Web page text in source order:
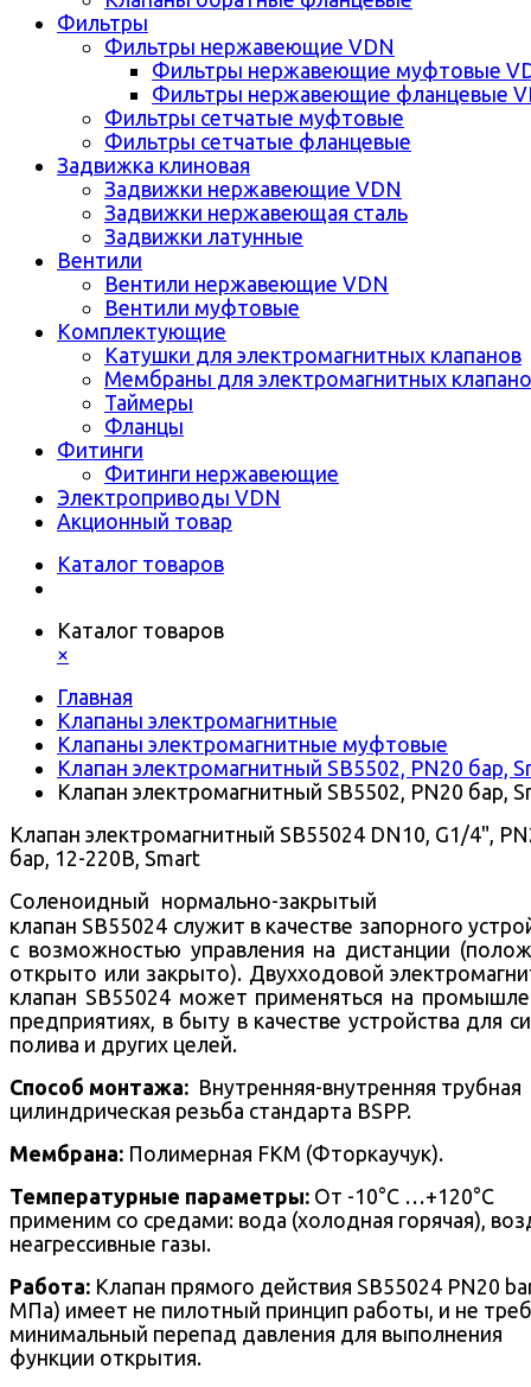
Фильтры
Фильтры нержавеющие VDN
Фильтры нержавеющие муфтовые
Фильтры нержавеющие фланцевые
Фильтры сетчатые муфтовые
Фильтры сетчатые фланцевые
Задвижка клиновая
Задвижки нержавеющие VDN
Задвижки нержавеющая сталь
Задвижки латунные
Вентили
Вентили нержавеющие VDN
Вентили муфтовые
Комплектующие
Катушки для электромагнитных клапанов
Мембраны для электромагнитных
Таймеры
Фланцы
Фитинги
Фитинги нержавеющие
Электроприводы VDN
Акционный товар
Каталог товаров
Каталог товаров
×
Главная
Клапаны электромагнитные
Клапаны электромагнитные муфтовые
Клапан электромагнитный SB5502, PN20 бар,
Клапан электромагнитный SB5502, PN20 бар,
Клапан электромагнитный SB55024 DN10, G1/4",
бар, 12-220В, Smart
Соленоидный нормально-закрытый
клапан SB55024 служит в качестве запорного
с возможностью управления на дистанции
открыто или закрыто). Двухходовой
клапан SB55024 может применяться на
предприятиях, в быту в качестве устройства для
полива и других целей.
Способ монтажа: Внутренняя-внутренняя трубная
цилиндрическая резьба стандарта BSPP.
Мембрана: Полимерная FKM (Фторкаучук).
Температурные параметры: От -10°С …+120°С
применим со средами: вода (холодная горячая),
неагрессивные газы.
Работа: Клапан прямого действия SB55024 PN20
МПа) имеет не пилотный принцип работы, и не
минимальный перепад давления для выполнения
функции открытия.